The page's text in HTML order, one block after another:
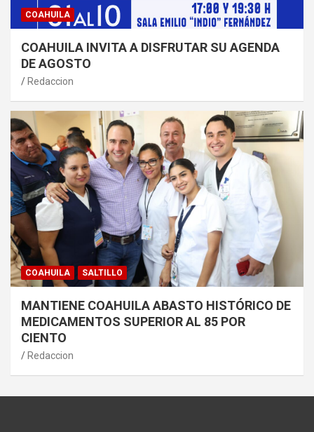
COAHUILA
COAHUILA INVITA A DISFRUTAR SU AGENDA
DE AGOSTO
Redaccion
COAHUILA SALTILLO
MANTIENE COAHUILA ABASTO HISTÓRICO DE
MEDICAMENTOS SUPERIOR AL 85 POR
CIENTO
Redaccion